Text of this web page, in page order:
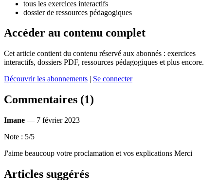
tous les exercices interactifs
dossier de ressources pédagogiques
Accéder au contenu complet
Cet article contient du contenu réservé aux abonnés : exercices
interactifs, dossiers PDF, ressources pédagogiques et plus encore.
Découvrir les abonnements | Se connecter
Commentaires (1)
Imane — 7 février 2023
Note : 5/5
J'aime beaucoup votre proclamation et vos explications Merci
Articles suggérés